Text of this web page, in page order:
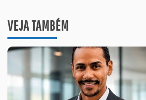
VEJA TAMBÉM